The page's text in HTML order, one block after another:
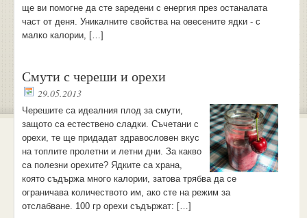
ще ви помогне да сте заредени с енергия през останалата
част от деня. Уникалните свойства на овесените ядки - с
малко калории, […]
Смути с череши и орехи
29.05.2013
Черешите са идеалния плод за смути,
защото са естествено сладки. Съчетани с
орехи, те ще придадат здравословен вкус
на топлите пролетни и летни дни. За какво
са полезни орехите? Ядките са храна,
която съдържа много калории, затова трябва да се
ограничава количеството им, ако сте на режим за
отслабване. 100 гр орехи съдържат: […]